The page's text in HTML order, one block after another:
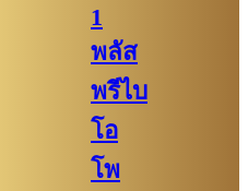
1
พลัส
พรีไบ
โอ
โพ